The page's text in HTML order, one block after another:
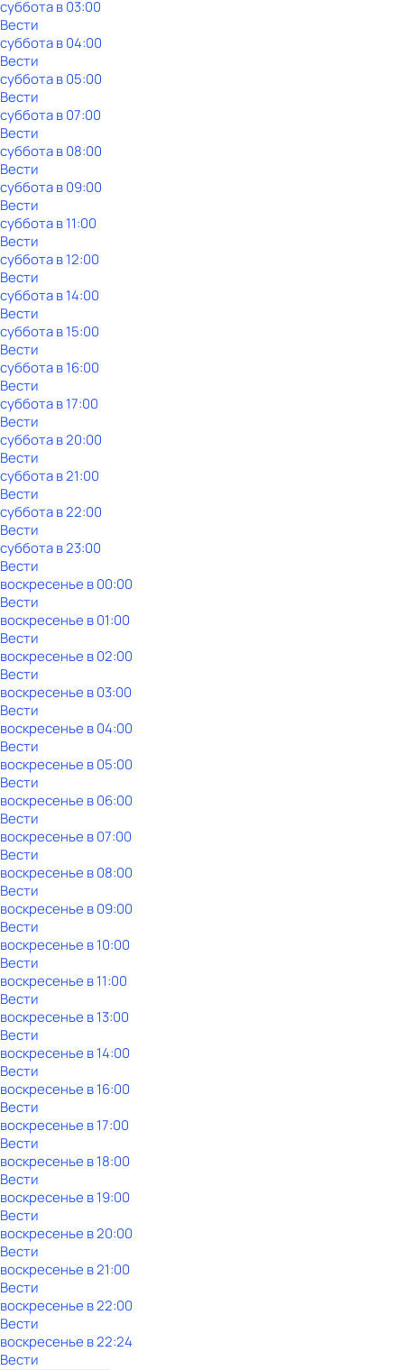
субботав03:00
Вести
субботав04:00
Вести
субботав05:00
Вести
субботав07:00
Вести
субботав08:00
Вести
субботав09:00
Вести
субботав11:00
Вести
субботав12:00
Вести
субботав14:00
Вести
субботав15:00
Вести
субботав16:00
Вести
субботав17:00
Вести
субботав20:00
Вести
субботав21:00
Вести
субботав22:00
Вести
субботав23:00
Вести
воскресенье в00:00
Вести
воскресенье в01:00
Вести
воскресенье в02:00
Вести
воскресенье в03:00
Вести
воскресенье в04:00
Вести
воскресенье в05:00
Вести
воскресенье в06:00
Вести
воскресенье в07:00
Вести
воскресенье в08:00
Вести
воскресенье в09:00
Вести
воскресенье в10:00
Вести
воскресенье в11:00
Вести
воскресенье в13:00
Вести
воскресенье в14:00
Вести
воскресенье в16:00
Вести
воскресенье в17:00
Вести
воскресенье в18:00
Вести
воскресенье в19:00
Вести
воскресенье в20:00
Вести
воскресенье в21:00
Вести
воскресенье в22:00
Вести
воскресенье в22:24
Вести